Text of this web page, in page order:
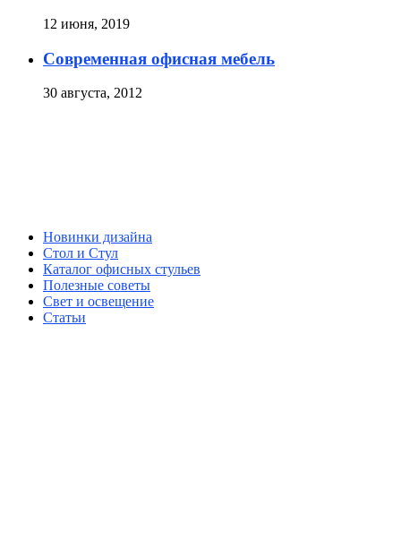
12 июня, 2019
Современная офисная мебель
30 августа, 2012
Новинки дизайна
Стол и Стул
Каталог офисных стульев
Полезные советы
Свет и освещение
Статьи